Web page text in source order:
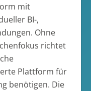
mit
BI-,
Ohne
richtet
Plattform für
benötigen. Die